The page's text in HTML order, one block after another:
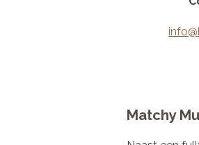
Matchy